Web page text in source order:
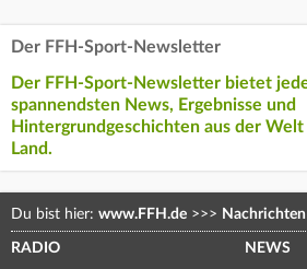
Der FFH-Sport-Newsletter
Der FFH-Sport-Newsletter bietet
spannendsten News, Ergebnisse und
Hintergrundgeschichten aus der Welt
Land.
Du bist hier: www.FFH.de >>> Nachrichten
RADIO NEWS